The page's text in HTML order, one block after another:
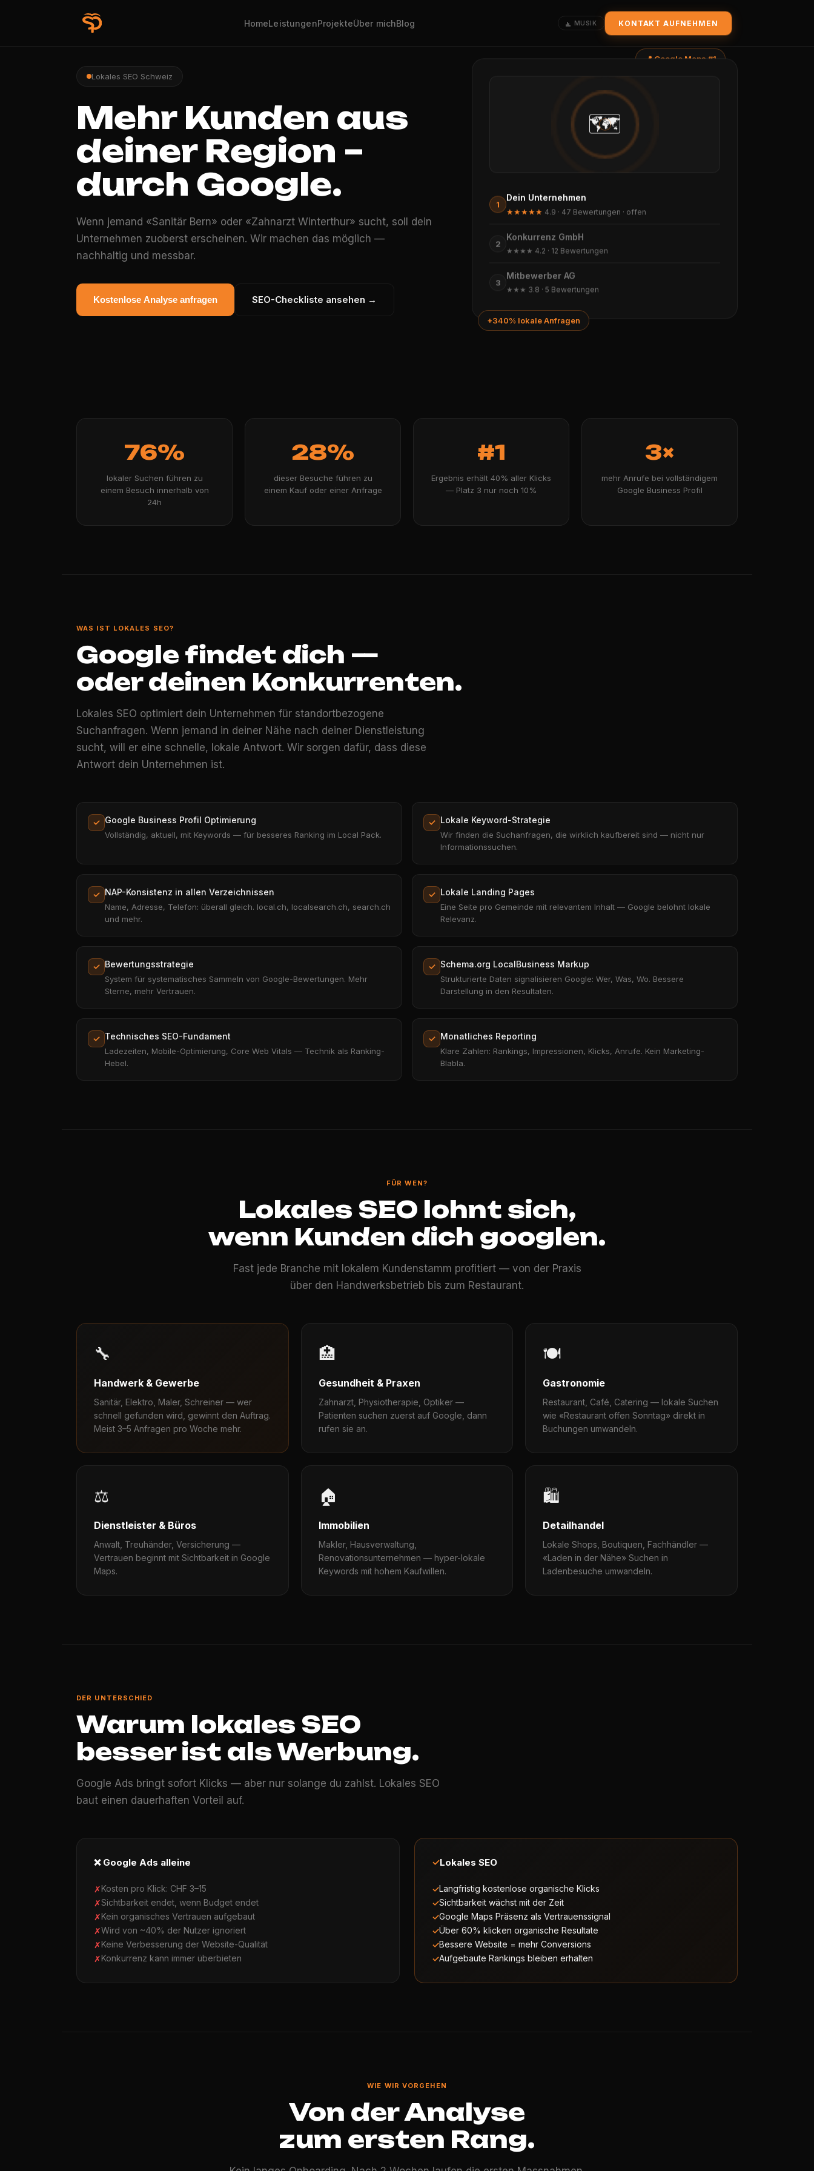
HomeLeistungenProjekteÜber michBlog MUSIK KONTAKT AUFNEHMEN
Lokales SEO Schweiz
Mehr Kunden aus
deiner Region –
durch Google.
Wenn jemand «Sanitär Bern» oder «Zahnarzt Winterthur» sucht, soll dein
Unternehmen zuoberst erscheinen. Wir machen das möglich —
nachhaltig und messbar.
Kostenlose Analyse anfragen SEO-Checkliste ansehen →
📍 Google Maps #1
🗺️
1
Dein Unternehmen
★★★★★ 4.9 · 47 Bewertungen · offen
2
Konkurrenz GmbH
★★★★ 4.2 · 12 Bewertungen
3
Mitbewerber AG
★★★ 3.8 · 5 Bewertungen
+340% lokale Anfragen
76%
lokaler Suchen führen zu
einem Besuch innerhalb von
24h
28%
dieser Besuche führen zu
einem Kauf oder einer Anfrage
#1
Ergebnis erhält 40% aller Klicks
— Platz 3 nur noch 10%
3×
mehr Anrufe bei vollständigem
Google Business Profil
WAS IST LOKALES SEO?
Google findet dich —
oder deinen Konkurrenten.
Lokales SEO optimiert dein Unternehmen für standortbezogene
Suchanfragen. Wenn jemand in deiner Nähe nach deiner Dienstleistung
sucht, will er eine schnelle, lokale Antwort. Wir sorgen dafür, dass diese
Antwort dein Unternehmen ist.
✓ Google Business Profil Optimierung
Vollständig, aktuell, mit Keywords — für besseres Ranking im Local Pack.
✓ Lokale Keyword-Strategie
Wir finden die Suchanfragen, die wirklich kaufbereit sind — nicht nur
Informationssuchen.
✓ NAP-Konsistenz in allen Verzeichnissen
Name, Adresse, Telefon: überall gleich. local.ch, localsearch.ch, search.ch
und mehr.
✓ Lokale Landing Pages
Eine Seite pro Gemeinde mit relevantem Inhalt — Google belohnt lokale
Relevanz.
✓ Bewertungsstrategie
System für systematisches Sammeln von Google-Bewertungen. Mehr
Sterne, mehr Vertrauen.
✓ Schema.org LocalBusiness Markup
Strukturierte Daten signalisieren Google: Wer, Was, Wo. Bessere
Darstellung in den Resultaten.
✓ Technisches SEO-Fundament
Ladezeiten, Mobile-Optimierung, Core Web Vitals — Technik als Ranking-
Hebel.
✓ Monatliches Reporting
Klare Zahlen: Rankings, Impressionen, Klicks, Anrufe. Kein Marketing-
Blabla.
FÜR WEN?
Lokales SEO lohnt sich,
wenn Kunden dich googlen.
Fast jede Branche mit lokalem Kundenstamm profitiert — von der Praxis
über den Handwerksbetrieb bis zum Restaurant.
🔧
Handwerk & Gewerbe
Sanitär, Elektro, Maler, Schreiner — wer
schnell gefunden wird, gewinnt den Auftrag.
Meist 3–5 Anfragen pro Woche mehr.
🏥
Gesundheit & Praxen
Zahnarzt, Physiotherapie, Optiker —
Patienten suchen zuerst auf Google, dann
rufen sie an.
🍽️
Gastronomie
Restaurant, Café, Catering — lokale Suchen
wie «Restaurant offen Sonntag» direkt in
Buchungen umwandeln.
⚖️
Dienstleister & Büros
Anwalt, Treuhänder, Versicherung —
Vertrauen beginnt mit Sichtbarkeit in Google
Maps.
🏠
Immobilien
Makler, Hausverwaltung,
Renovationsunternehmen — hyper-lokale
Keywords mit hohem Kaufwillen.
🛍️
Detailhandel
Lokale Shops, Boutiquen, Fachhändler —
«Laden in der Nähe» Suchen in
Ladenbesuche umwandeln.
DER UNTERSCHIED
Warum lokales SEO
besser ist als Werbung.
Google Ads bringt sofort Klicks — aber nur solange du zahlst. Lokales SEO
baut einen dauerhaften Vorteil auf.
❌ Google Ads alleine
Kosten pro Klick: CHF 3–15
Sichtbarkeit endet, wenn Budget endet
Kein organisches Vertrauen aufgebaut
Wird von ~40% der Nutzer ignoriert
Keine Verbesserung der Website-Qualität
Konkurrenz kann immer überbieten
✓Lokales SEO
Langfristig kostenlose organische Klicks
Sichtbarkeit wächst mit der Zeit
Google Maps Präsenz als Vertrauenssignal
Über 60% klicken organische Resultate
Bessere Website = mehr Conversions
Aufgebaute Rankings bleiben erhalten
WIE WIR VORGEHEN
Von der Analyse
zum ersten Rang.